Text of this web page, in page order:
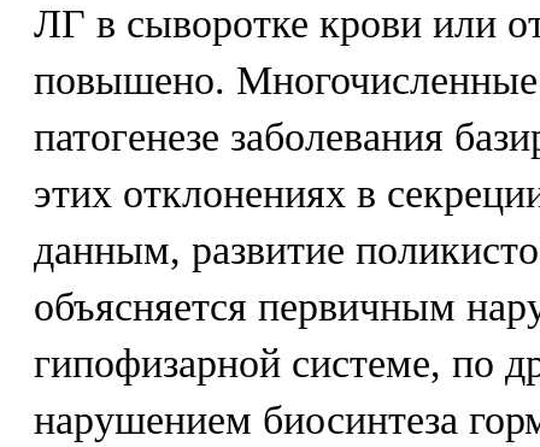
ЛГ в сыворотке крови или
повышено.
патогенезе заболевания
этих отклонениях в
данным, развитие
объясняется первичным
гипофизарной системе, по
нарушением биосинтеза